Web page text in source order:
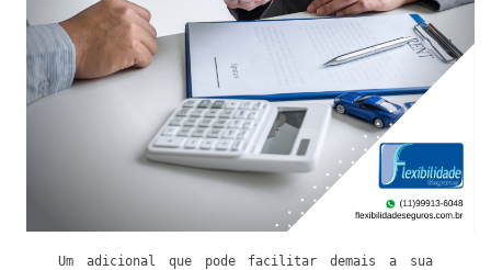
Um adicional que pode facilitar demais a sua